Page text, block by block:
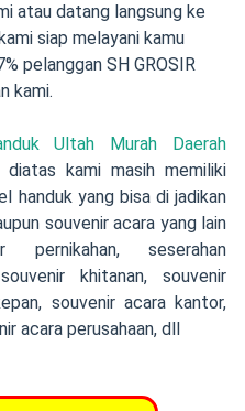
atau datang langsung ke
siap melayani kamu
pelanggan SH GROSIR
kami.
Ultah Murah Daerah
kami masih memiliki
handuk yang bisa di jadikan
souvenir acara yang lain
seserahan
khitanan, souvenir
souvenir acara kantor,
acara perusahaan, dll